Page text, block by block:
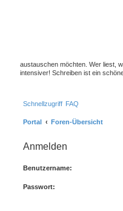
austauschen möchten. Wer liest,
intensiver! Schreiben ist ein
Schnellzugriff FAQ
Portal Foren-Übersicht
Anmelden
Benutzername:
Passwort: